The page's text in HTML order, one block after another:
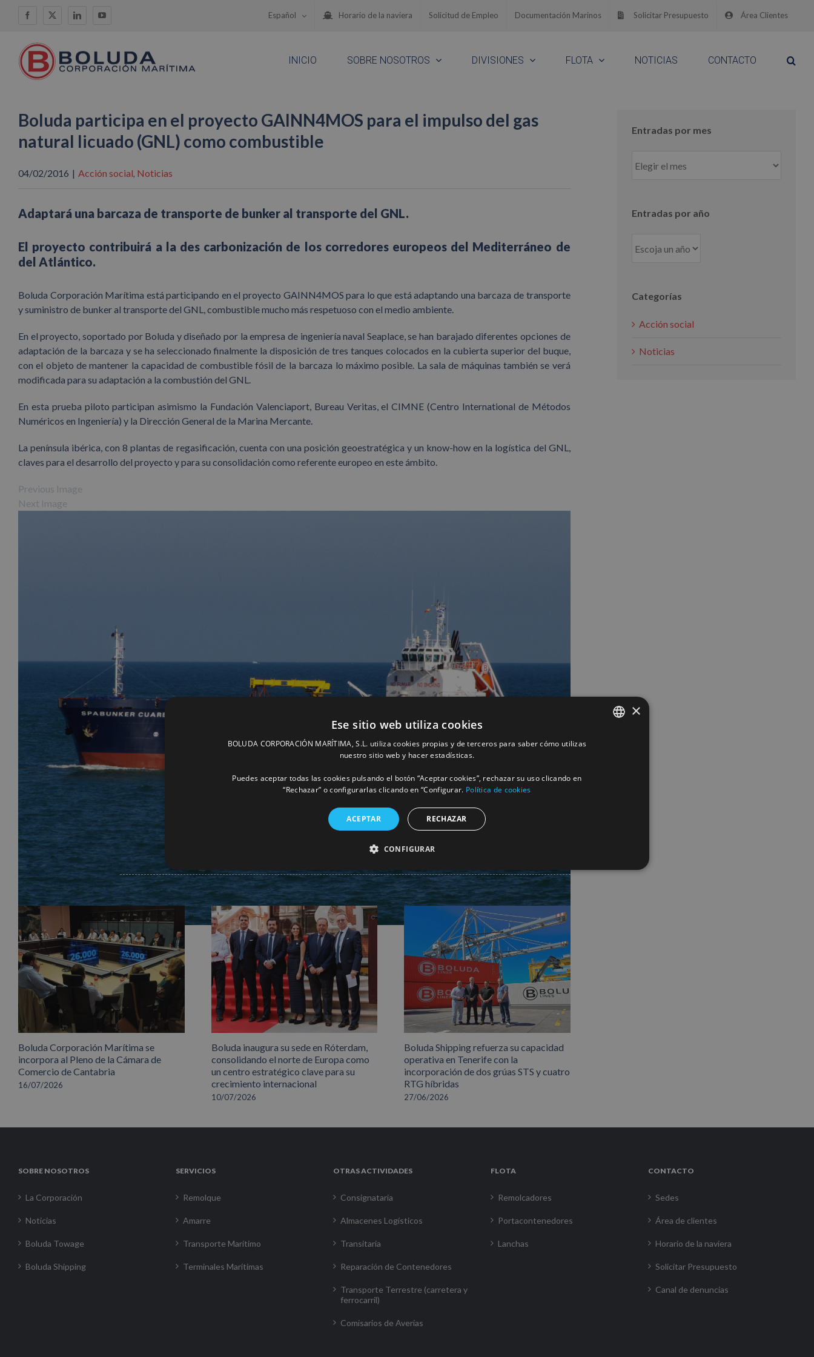
Facebook
X LinkedInYouTube Español Horario de la naviera Solicitud de Empleo Documentación Marinos Solicitar Presupuesto Área Clientes
INICIO SOBRE NOSOTROS DIVISIONES FLOTA NOTICIAS CONTACTO
Boluda participa en el proyecto GAINN4MOS para el impulso del gas
natural licuado (GNL) como combustible
04/02/2016 | Acción social, Noticias
Adaptará una barcaza de transporte de bunker al transporte del GNL.
El proyecto contribuirá a la des carbonización de los corredores europeos del Mediterráneo de
del Atlántico.
Boluda Corporación Marítima está participando en el proyecto GAINN4MOS para lo que está adaptando una barcaza de transporte
y suministro de bunker al transporte del GNL, combustible mucho más respetuoso con el medio ambiente.
En el proyecto, soportado por Boluda y diseñado por la empresa de ingeniería naval Seaplace, se han barajado diferentes opciones de
adaptación de la barcaza y se ha seleccionado finalmente la disposición de tres tanques colocados en la cubierta superior del buque,
con el objeto de mantener la capacidad de combustible fósil de la barcaza lo máximo posible. La sala de máquinas también se verá
modificada para su adaptación a la combustión del GNL.
En esta prueba piloto participan asimismo la Fundación Valenciaport, Bureau Veritas, el CIMNE (Centro International de Métodos
Numéricos en Ingeniería) y la Dirección General de la Marina Mercante.
La península ibérica, con 8 plantas de regasificación, cuenta con una posición geoestratégica y un know-how en la logística del GNL,
claves para el desarrollo del proyecto y para su consolidación como referente europeo en este ámbito.
Previous Image
Next Image
info heading
info content
Facebook
X
Artículos relacionados
Boluda Corporación Marítima se
incorpora al Pleno de la Cámara de
Comercio de Cantabria
16/07/2026
Boluda inaugura su sede en Róterdam,
consolidando el norte de Europa como
un centro estratégico clave para su
crecimiento internacional
10/07/2026
Boluda Shipping refuerza su capacidad
operativa en Tenerife con la
incorporación de dos grúas STS y cuatro
RTG híbridas
27/06/2026
Entradas por mes
por
Entradas por año
Categorías
Acción social
Noticias
SOBRE NOSOTROS
La Corporación
Noticias
Boluda Towage
Boluda Shipping
SERVICIOS
Remolque
Amarre
Transporte Marítimo
Terminales Marítimas
OTRAS ACTIVIDADES
Consignataria
Almacenes Logísticos
Transitaria
Reparación de Contenedores
Transporte Terrestre (carretera y
ferrocarril)
Comisarios de Averías
FLOTA
Remolcadores
Portacontenedores
Lanchas
CONTACTO
Sedes
Área de clientes
Horario de la naviera
Solicitar Presupuesto
Canal de denuncias
×
Ese sitio web utiliza cookies
BOLUDA CORPORACIÓN MARÍTIMA, S.L. utiliza cookies propias y de terceros para saber cómo utilizas
nuestro sitio web y hacer estadísticas.
Puedes aceptar todas las cookies pulsando el botón “Aceptar cookies”, rechazar su uso clicando en
“Rechazar” o configurarlas clicando en “Configurar. Política de cookies
ACEPTAR RECHAZAR
CONFIGURAR